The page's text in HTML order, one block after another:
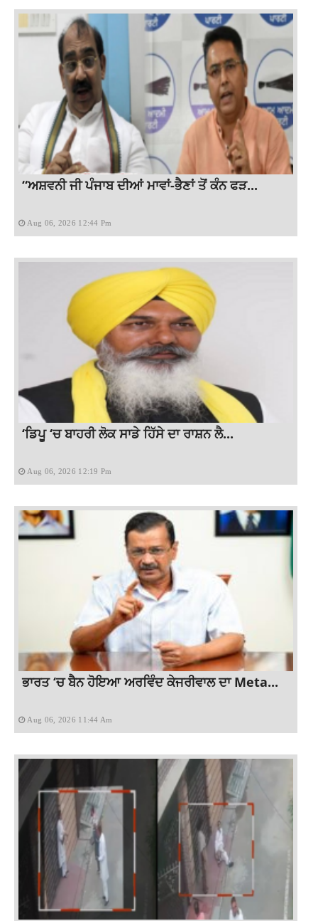
“ਅਸ਼ਵਨੀ ਜੀ ਪੰਜਾਬ ਦੀਆਂ ਮਾਵਾਂ-ਭੈਣਾਂ ਤੋਂ ਕੰਨ ਫੜ...
Aug 06, 2026 12:44 Pm
‘ਡਿਪੂ ‘ਚ ਬਾਹਰੀ ਲੋਕ ਸਾਡੇ ਹਿੱਸੇ ਦਾ ਰਾਸ਼ਨ ਲੈ...
Aug 06, 2026 12:19 Pm
ਭਾਰਤ ‘ਚ ਬੈਨ ਹੋਇਆ ਅਰਵਿੰਦ ਕੇਜਰੀਵਾਲ ਦਾ Meta...
Aug 06, 2026 11:44 Am